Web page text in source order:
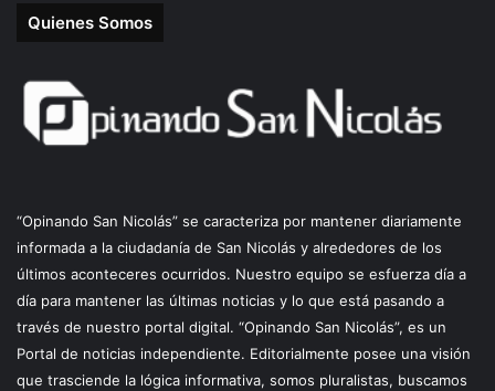
Quienes Somos
“Opinando San Nicolás” se caracteriza por mantener diariamente
informada a la ciudadanía de San Nicolás y alrededores de los
últimos aconteceres ocurridos. Nuestro equipo se esfuerza día a
día para mantener las últimas noticias y lo que está pasando a
través de nuestro portal digital. “Opinando San Nicolás”, es un
Portal de noticias independiente. Editorialmente posee una visión
que trasciende la lógica informativa, somos pluralistas, buscamos